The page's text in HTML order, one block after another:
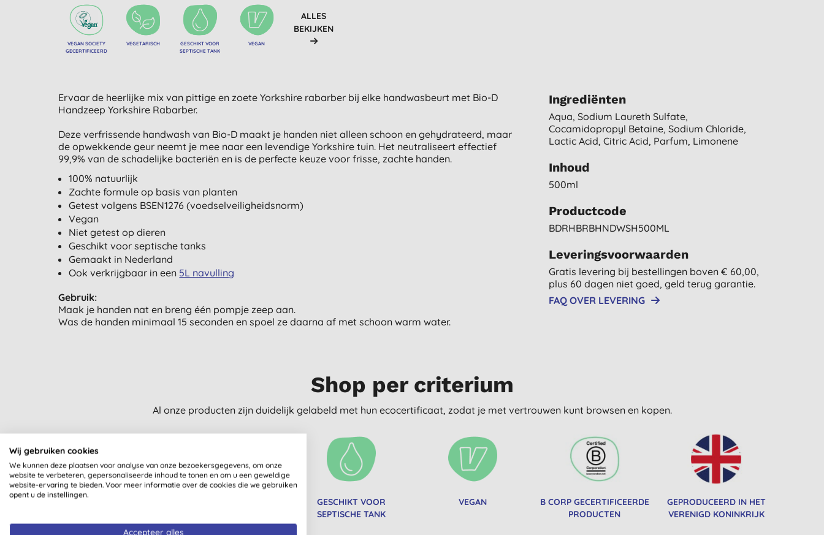
VEGAN SOCIETY
GECERTIFICEERD
VEGETARISCH
GESCHIKT VOOR
SEPTISCHE TANK
VEGAN
ALLES
BEKIJKEN
Ervaar de heerlijke mix van pittige en zoete Yorkshire rabarber bij elke handwasbeurt met Bio-D
Handzeep Yorkshire Rabarber.
Deze verfrissende handwash van Bio-D maakt je handen niet alleen schoon en gehydrateerd, maar
de opwekkende geur neemt je mee naar een levendige Yorkshire tuin. Het neutraliseert effectief
99,9% van de schadelijke bacteriën en is de perfecte keuze voor frisse, zachte handen.
100% natuurlijk
Zachte formule op basis van planten
Getest volgens BSEN1276 (voedselveiligheidsnorm)
Vegan
Niet getest op dieren
Geschikt voor septische tanks
Gemaakt in Nederland
Ook verkrijgbaar in een 5L navulling
Gebruik:
Maak je handen nat en breng één pompje zeep aan.
Was de handen minimaal 15 seconden en spoel ze daarna af met schoon warm water.
Ingrediënten
Aqua, Sodium Laureth Sulfate,
Cocamidopropyl Betaine, Sodium Chloride,
Lactic Acid, Citric Acid, Parfum, Limonene
Inhoud
500ml
Productcode
BDRHBRBHNDWSH500ML
Leveringsvoorwaarden
Gratis levering bij bestellingen boven € 60,00,
plus 60 dagen niet goed, geld terug garantie.
FAQ OVER LEVERING
Shop per criterium
Al onze producten zijn duidelijk gelabeld met hun ecocertificaat, zodat je met vertrouwen kunt browsen en kopen.
VEGAN SOCIETY
GESCHIKT VOOR
SEPTISCHE TANK
VEGAN
B CORP GECERTIFICEERDE
PRODUCTEN
GEPRODUCEERD IN HET
VERENIGD KONINKRIJK
Wij gebruiken cookies
We kunnen deze plaatsen voor analyse van onze bezoekersgegevens, om onze
website te verbeteren, gepersonaliseerde inhoud te tonen en om u een geweldige
website-ervaring te bieden. Voor meer informatie over de cookies die we gebruiken
opent u de instellingen.
Accepteer alles